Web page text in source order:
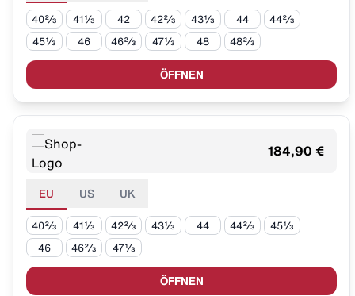
40⅔ 41⅓ 42 42⅔ 43⅓ 44 44⅔
45⅓ 46 46⅔ 47⅓ 48 48⅔
ÖFFNEN
184,90 €
EU US UK
40⅔ 41⅓ 42⅔ 43⅓ 44 44⅔ 45⅓
46 46⅔ 47⅓
ÖFFNEN